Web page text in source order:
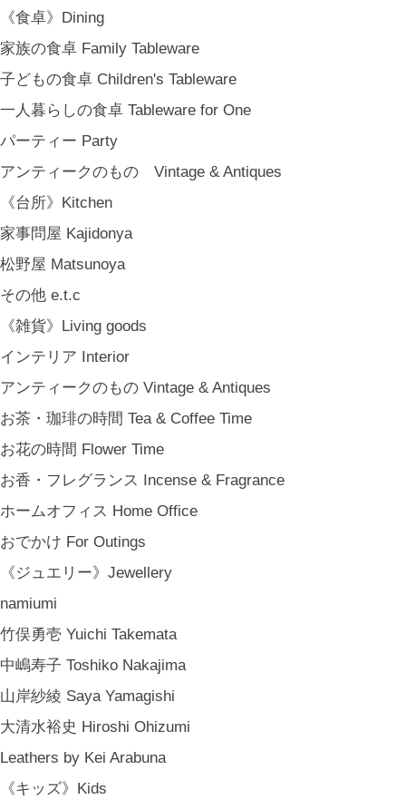
《食卓》Dining
家族の食卓 Family Tableware
子どもの食卓 Children's Tableware
一人暮らしの食卓 Tableware for One
パーティー Party
アンティークのもの Vintage & Antiques
《台所》Kitchen
家事問屋 Kajidonya
松野屋 Matsunoya
その他 e.t.c
《雑貨》Living goods
インテリア Interior
アンティークのもの Vintage & Antiques
お茶・珈琲の時間 Tea & Coffee Time
お花の時間 Flower Time
お香・フレグランス Incense & Fragrance
ホームオフィス Home Office
おでかけ For Outings
《ジュエリー》Jewellery
namiumi
竹俣勇壱 Yuichi Takemata
中嶋寿子 Toshiko Nakajima
山岸紗綾 Saya Yamagishi
大清水裕史 Hiroshi Ohizumi
Leathers by Kei Arabuna
《キッズ》Kids
金沢・北陸で生まれたさまざまな作品を中心に、物語を宿し、使う人の